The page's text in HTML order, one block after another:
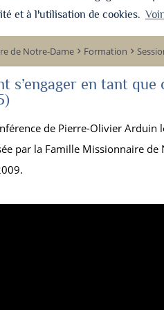
et à l'utilisation de cookies.
de Notre-Dame keyboard_arrow_right Formation keyboard_arrow_right
s’engager en tant
de Pierre-Olivier Arduin
par la Famille Missionnaire de